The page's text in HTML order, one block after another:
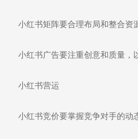
小红书矩阵要合理布局和整合资
小红书广告要注重创意和质量，
小红书营运
小红书竞价要掌握竞争对手的动